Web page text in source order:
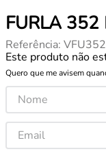
FURLA
Referência:
Este produto não
Quero que me avisem